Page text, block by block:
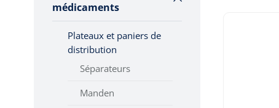
Physiothérapie et rééducation
Hygiène & Désinfection
Soins d'incontinence
Matériel d'injection
Infrastructure
Systèmes statiques
Repose
médicaments
Plateaux et paniers de
distribution
Séparateurs
Manden